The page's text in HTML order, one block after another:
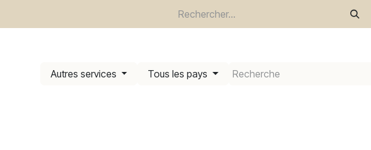
Trouvez un revendeur
Autres services Tous les pays